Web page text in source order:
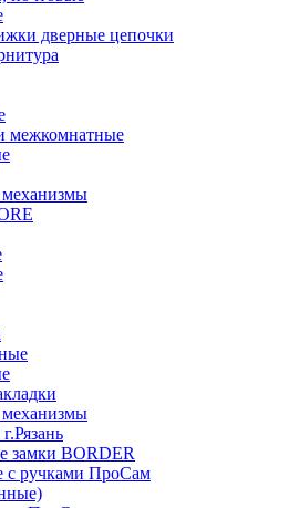
дверные цепочки
межкомнатные
замки BORDER
с ручками ПроСам